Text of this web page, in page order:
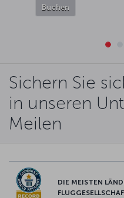
Buchen
Sichern Sie
in unseren
Meilen
DIE MEISTEN